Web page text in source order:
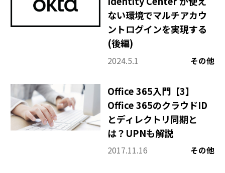
ない環境でマルチアカウ
ントログインを実現する
(後編)
2024.5.1 その他
Office 365入門【3】
Office 365のクラウドID
とディレクトリ同期と
は？UPNも解説
2017.11.16 その他